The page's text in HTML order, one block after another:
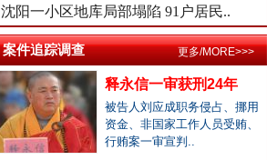
中国参
中国全民
沈阳一小区地库局部塌陷 91户居民..
案件追踪调查
释永信一审获刑24年
被告人刘应成职务侵占、挪用
资金、非国家工作人员受贿、
行贿案一审宣判..
更多/MORE>>>